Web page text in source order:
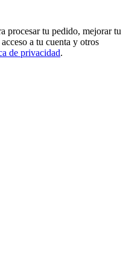
procesar tu pedido, mejorar tu
a tu cuenta y otros
de privacidad.